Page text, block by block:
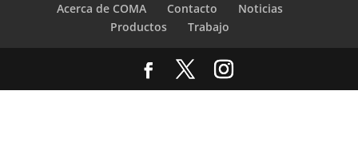
Acerca de COMA
Contacto
Noticias
Productos
Trabajo